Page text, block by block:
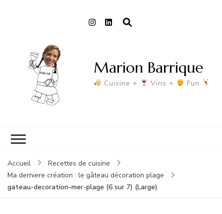
Marion Barrique
Cuisine + Vins + Fun
Accueil
Recettes de cuisine
Ma derniere création : le gâteau décoration plage
gateau-decoration-mer-plage (6 sur 7) (Large)